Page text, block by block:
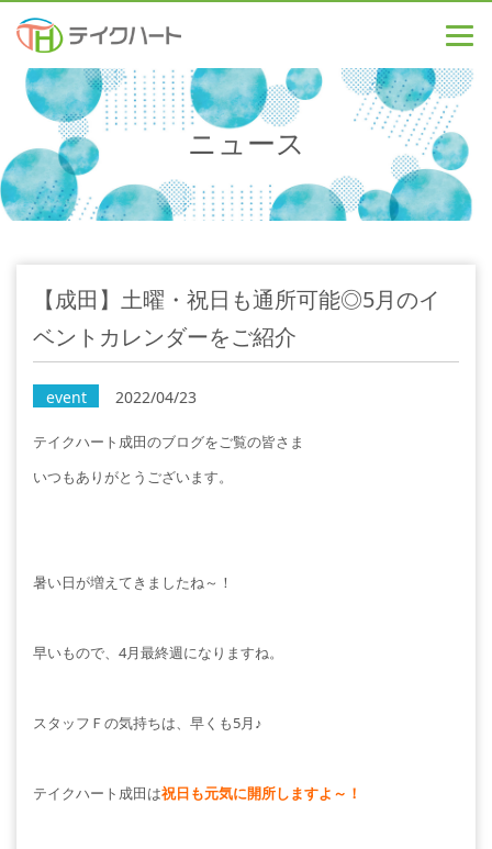
ニュース
【成田】土曜・祝日も通所可能◎5月のイ
ベントカレンダーをご紹介
event 2022/04/23
テイクハート成田のブログをご覧の皆さま
いつもありがとうございます。
暑い日が増えてきましたね～！
早いもので、4月最終週になりますね。
スタッフＦの気持ちは、早くも5月♪
テイクハート成田は祝日も元気に開所しますよ～！